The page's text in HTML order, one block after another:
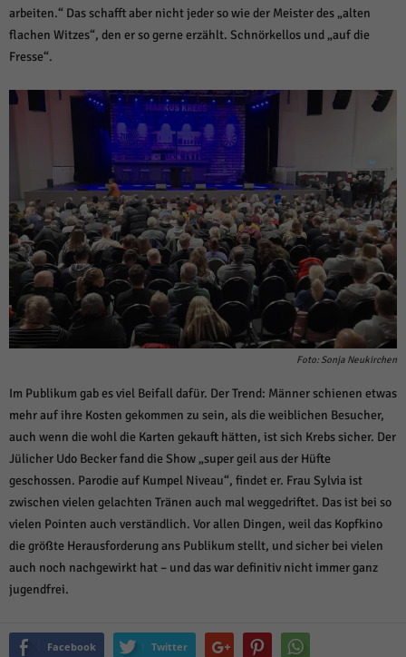
arbeiten.“ Das schafft aber nicht jeder so wie der Meister des „alten
flachen Witzes“, den er so gerne erzählt. Schnörkellos und „auf die
Fresse“.
Foto: Sonja Neukirchen
Im Publikum gab es viel Beifall dafür. Der Trend: Männer schienen etwas
mehr auf ihre Kosten gekommen zu sein, als die weiblichen Besucher,
auch wenn die wohl die Karten gekauft hätten, ist sich Krebs sicher. Der
Jülicher Udo Becker fand die Show „super geil aus der Hüfte
geschossen. Parodie auf Kumpel Niveau“, findet er. Frau Sylvia ist
zwischen vielen gelachten Tränen auch mal weggedriftet. Das ist bei so
vielen Pointen auch verständlich. Vor allen Dingen, weil das Kopfkino
die größte Herausforderung ans Publikum stellt, und sicher bei vielen
auch noch nachgewirkt hat – und das war definitiv nicht immer ganz
jugendfrei.
Facebook Twitter